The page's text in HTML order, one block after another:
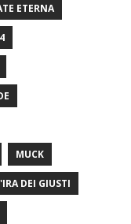
ETERNA
MUCK
DEI GIUSTI